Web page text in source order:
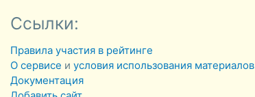
Ссылки:
Правила участия в рейтинге
О сервисе иусловия использования материалов
Документация